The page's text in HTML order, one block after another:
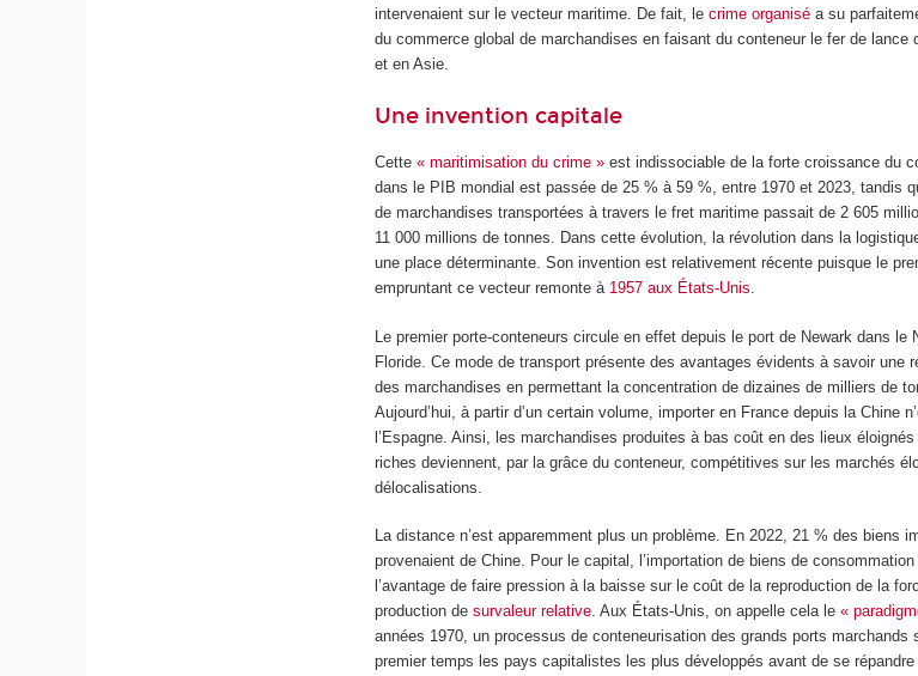
intervenaient sur le vecteur maritime. De fait, lecrime organisé a su
du commerce global de marchandises en faisant du conteneur le fer de lance
et en Asie.
Une invention capitale
Cette« maritimisation du crime » est indissociable de la forte croissance du
dans le PIB mondial est passée de 25 % à 59 %, entre 1970 et 2023, tandis
de marchandises transportées à travers le fret maritime passait de 2 605
11 000 millions de tonnes. Dans cette évolution, la révolution dans la
une place déterminante. Son invention est relativement récente puisque le
empruntant ce vecteur remonte à 1957 aux États-Unis.
Le premier porte-conteneurs circule en effet depuis le port de Newark dans
Floride. Ce mode de transport présente des avantages évidents à savoir une
des marchandises en permettant la concentration de dizaines de milliers de
Aujourd’hui, à partir d’un certain volume, importer en France depuis la Chine
l’Espagne. Ainsi, les marchandises produites à bas coût en des lieux
riches deviennent, par la grâce du conteneur, compétitives sur les marchés
délocalisations.
La distance n’est apparemment plus un problème. En 2022, 21 % des biens
provenaient de Chine. Pour le capital, l’importation de biens de
l’avantage de faire pression à la baisse sur le coût de la reproduction de la
production desurvaleur relative. Aux États-Unis, on appelle cela le«
années 1970, un processus de conteneurisation des grands ports marchands
premier temps les pays capitalistes les plus développés avant de se